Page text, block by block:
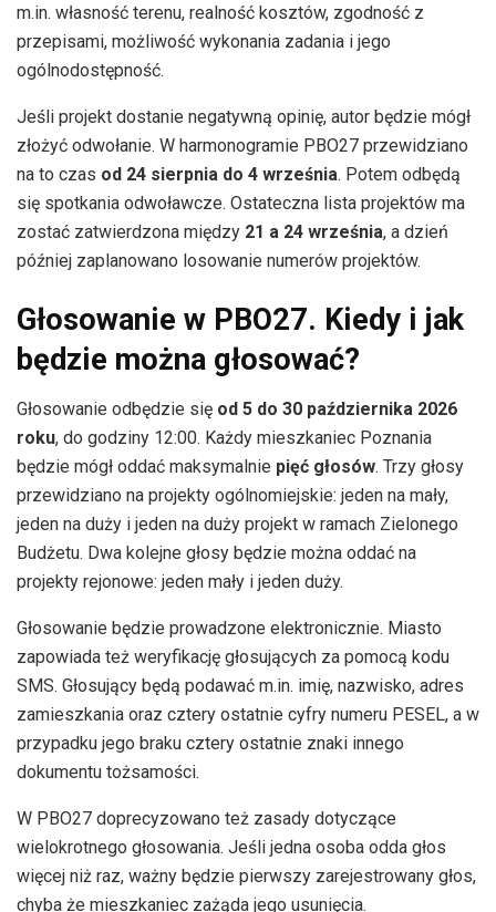
m.in. własność terenu, realność kosztów, zgodność z
przepisami, możliwość wykonania zadania i jego
ogólnodostępność.
Jeśli projekt dostanie negatywną opinię, autor będzie mógł
złożyć odwołanie. W harmonogramie PBO27 przewidziano
na to czas od 24 sierpnia do 4 września. Potem odbędą
się spotkania odwoławcze. Ostateczna lista projektów ma
zostać zatwierdzona między 21 a 24 września, a dzień
później zaplanowano losowanie numerów projektów.
Głosowanie w PBO27. Kiedy i jak
będzie można głosować?
Głosowanie odbędzie się od 5 do 30 października 2026
roku, do godziny 12:00. Każdy mieszkaniec Poznania
będzie mógł oddać maksymalnie pięć głosów. Trzy głosy
przewidziano na projekty ogólnomiejskie: jeden na mały,
jeden na duży i jeden na duży projekt w ramach Zielonego
Budżetu. Dwa kolejne głosy będzie można oddać na
projekty rejonowe: jeden mały i jeden duży.
Głosowanie będzie prowadzone elektronicznie. Miasto
zapowiada też weryfikację głosujących za pomocą kodu
SMS. Głosujący będą podawać m.in. imię, nazwisko, adres
zamieszkania oraz cztery ostatnie cyfry numeru PESEL, a w
przypadku jego braku cztery ostatnie znaki innego
dokumentu tożsamości.
W PBO27 doprecyzowano też zasady dotyczące
wielokrotnego głosowania. Jeśli jedna osoba odda głos
więcej niż raz, ważny będzie pierwszy zarejestrowany głos,
chyba że mieszkaniec zażąda jego usunięcia.